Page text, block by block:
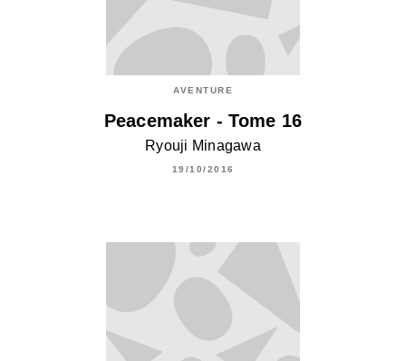
AVENTURE
Peacemaker - Tome 16
Ryouji Minagawa
19/10/2016